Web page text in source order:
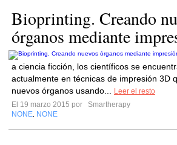
Bioprinting. Creando
órganos mediante
a ciencia ficción, los científicos se
actualmente en técnicas de impresión 3D
nuevos órganos usando...
Leer el resto
El 19 marzo 2015 por
Smartherapy
NONE NONE